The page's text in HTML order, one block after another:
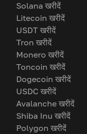
Solana खरीदें
Litecoin खरीदें
USDT खरीदें
Tron खरीदें
Monero खरीदें
Toncoin खरीदें
Dogecoin खरीदें
USDC खरीदें
Avalanche खरीदें
Shiba Inu खरीदें
Polygon खरीदें